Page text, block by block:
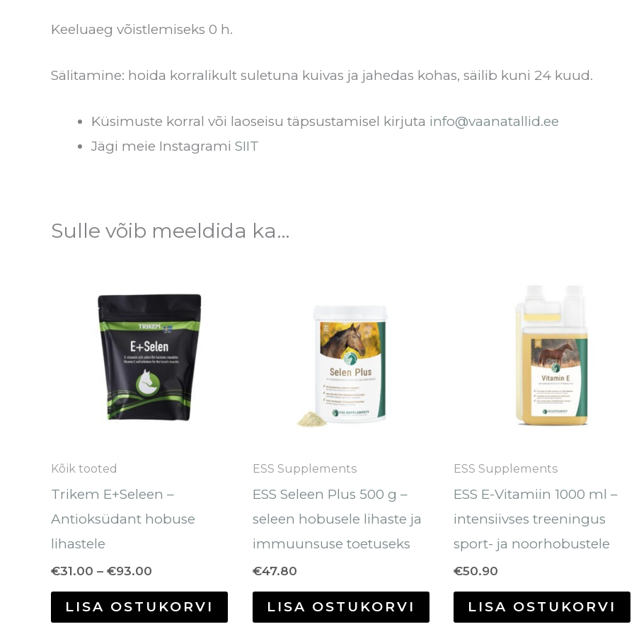
Keeluaeg võistlemiseks 0 h.
Sälitamine: hoida korralikult suletuna kuivas ja jahedas kohas, säilib kuni 24 kuud.
Küsimuste korral või laoseisu täpsustamisel kirjuta info@vaanatallid.ee
Jägi meie Instagrami SIIT
Sulle võib meeldida ka…
Kõik tooted
Trikem E+Seleen –
Antioksüdant hobuse
lihastele
€31.00 – €93.00
€93.00
LISA OSTUKORVI
tootelehel.
ESS Supplements
ESS Seleen Plus 500 g –
seleen hobusele lihaste ja
immuunsuse toetuseks
€47.80
LISA OSTUKORVI
ESS Supplements
ESS E-Vitamiin 1000 ml –
intensiivses treeningus
sport- ja noorhobustele
€50.90
LISA OSTUKORVI